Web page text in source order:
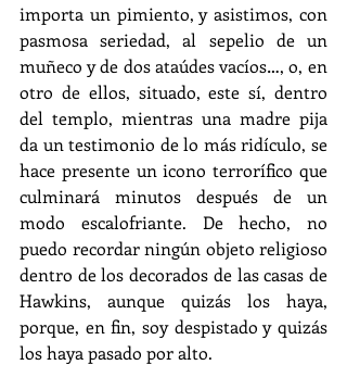
importa un pimiento, y asistimos, con
pasmosa seriedad, al sepelio de un
muñeco y de dos ataúdes vacíos…, o, en
otro de ellos, situado, este sí, dentro
del templo, mientras una madre pija
da un testimonio de lo más ridículo, se
hace presente un icono terrorífico que
culminará minutos después de un
modo escalofriante. De hecho, no
puedo recordar ningún objeto religioso
dentro de los decorados de las casas de
Hawkins, aunque quizás los haya,
porque, en fin, soy despistado y quizás
los haya pasado por alto.